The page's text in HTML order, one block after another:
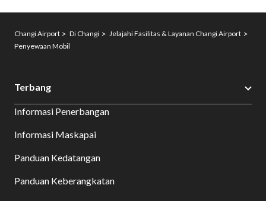
Changi Airport Di Changi
Jelajahi Fasilitas & Layanan Changi Airport
Penyewaan Mobil
Terbang
Informasi Penerbangan
Informasi Maskapai
Panduan Kedatangan
Panduan Keberangkatan